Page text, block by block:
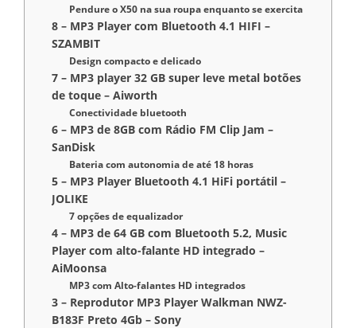
Pendure o X50 na sua roupa enquanto se exercita
8 – MP3 Player com Bluetooth 4.1 HIFI –
SZAMBIT
Design compacto e delicado
7 – MP3 player 32 GB super leve metal botões
de toque – Aiworth
Conectividade bluetooth
6 – MP3 de 8GB com Rádio FM Clip Jam –
SanDisk
Bateria com autonomia de até 18 horas
5 – MP3 Player Bluetooth 4.1 HiFi portátil –
JOLIKE
7 opções de equalizador
4 – MP3 de 64 GB com Bluetooth 5.2, Music
Player com alto-falante HD integrado –
AiMoonsa
MP3 com Alto-falantes HD integrados
3 – Reprodutor MP3 Player Walkman NWZ-
B183F Preto 4Gb – Sony